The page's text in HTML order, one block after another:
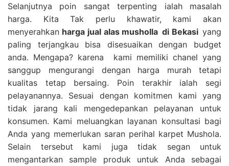
Selanjutnya poin sangat terpenting ialah masalah
harga. Kita Tak perlu khawatir, kami akan
menyerahkan harga jual alas musholla di Bekasiyang
paling terjangkau bisa disesuaikan dengan budget
anda. Mengapa? karena kami memiliki chanel yang
sanggup mengurangi dengan harga murah tetapi
kualitas tetap bersaing. Poin terakhir ialah segi
pelayanannya. Sesuai dengan komitmen kami yang
tidak jarang kali mengedepankan pelayanan untuk
konsumen. Kami meluangkan layanan konsultasi bagi
Anda yang memerlukan saran perihal karpet Mushola.
Selain tersebut kami juga tidak segan untuk
mengantarkan sample produk untuk Anda sebagai